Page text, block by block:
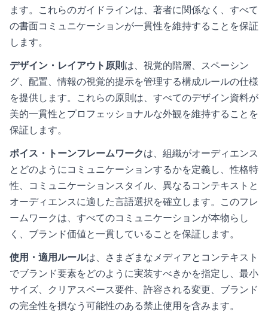
ます。これらのガイドラインは、著者に関係なく、すべて
の書面コミュニケーションが一貫性を維持することを保証
します。
デザイン・レイアウト原則 は、視覚的階層、スペーシン
グ、配置、情報の視覚的提示を管理する構成ルールの仕様
を提供します。これらの原則は、すべてのデザイン資料が
美的一貫性とプロフェッショナルな外観を維持することを
保証します。
ボイス・トーンフレームワークは、組織がオーディエンス
とどのようにコミュニケーションするかを定義し、性格特
性、コミュニケーションスタイル、異なるコンテキストと
オーディエンスに適した言語選択を確立します。このフレ
ームワークは、すべてのコミュニケーションが本物らし
く、ブランド価値と一貫していることを保証します。
使用・適用ルールは、さまざまなメディアとコンテキスト
でブランド要素をどのように実装すべきかを指定し、最小
サイズ、クリアスペース要件、許容される変更、ブランド
の完全性を損なう可能性のある禁止使用を含みます。